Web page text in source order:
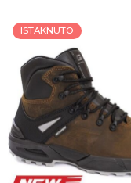
ISTAKNUTO